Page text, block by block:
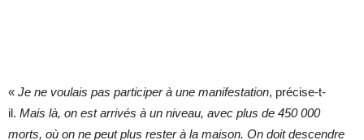
« Je ne voulais pas participer à une manifestation, précise-t-
il. Mais là, on est arrivés à un niveau, avec plus de 450 000
morts, où on ne peut plus rester à la maison. On doit descendre